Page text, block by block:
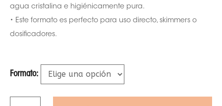
agua cristalina e higiénicamente pura.
• Este formato es perfecto para uso directo, skimmers o
dosificadores.
Formato